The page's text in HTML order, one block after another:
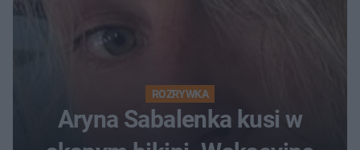
ROZRYWKA
Aryna Sabalenka kusi w